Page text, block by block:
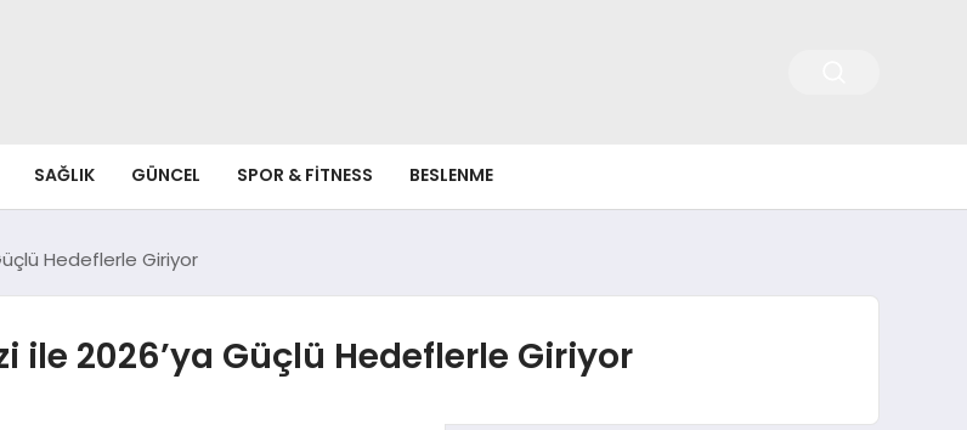
SAĞLIK GÜNCEL SPOR & FITNESS BESLENME
Hedeflerle Giriyor
ile 2026’ya Güçlü Hedeflerle Giriyor